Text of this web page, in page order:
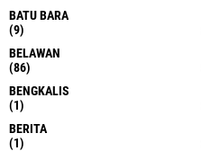
BATU BARA
(9)
BELAWAN
(86)
BENGKALIS
(1)
BERITA
(1)